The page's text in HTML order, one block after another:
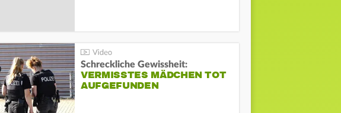
Schreckliche Gewissheit:
VERMISSTES MÄDCHEN TOT
AUFGEFUNDEN